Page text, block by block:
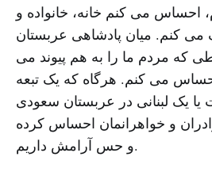
می کنم خانه، خانواده و
می کنم. میان پادشاهی عربستان
که مردم ما را به هم پیوند می
می کنم. هرگاه که یک تبعه
یک لبنانی در عربستان سعودی
و خواهرانمان احساس کرده
و حس آرامش داریم.